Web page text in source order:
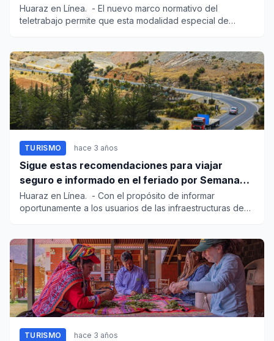
Huaraz en Línea. - El nuevo marco normativo del
teletrabajo permite que esta modalidad especial de
TURISMO hace 3 años
Sigue estas recomendaciones para viajar
seguro e informado en el feriado por Semana
Santa
Huaraz en Línea. - Con el propósito de informar
oportunamente a los usuarios de las infraestructuras de
TURISMO hace 3 años